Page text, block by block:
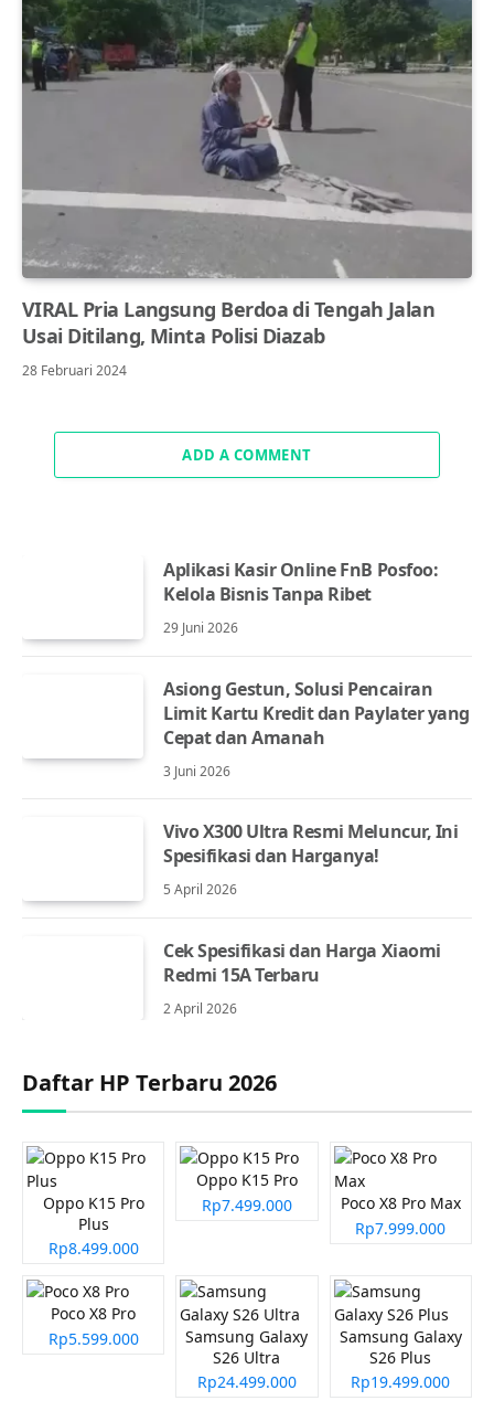
VIRAL Pria Langsung Berdoa di Tengah Jalan
Usai Ditilang, Minta Polisi Diazab
28 Februari 2024
ADD A COMMENT
Aplikasi Kasir Online FnB Posfoo:
Kelola Bisnis Tanpa Ribet
29 Juni 2026
Asiong Gestun, Solusi Pencairan
Limit Kartu Kredit dan Paylater yang
Cepat dan Amanah
3 Juni 2026
Vivo X300 Ultra Resmi Meluncur, Ini
Spesifikasi dan Harganya!
5 April 2026
Cek Spesifikasi dan Harga Xiaomi
Redmi 15A Terbaru
2 April 2026
Daftar HP Terbaru 2026
Oppo K15 Pro
Plus
Rp8.499.000
Oppo K15 Pro
Rp7.499.000
Poco X8 Pro Max
Rp7.999.000
Poco X8 Pro
Rp5.599.000
Samsung Galaxy
S26 Ultra
Rp24.499.000
Samsung Galaxy
S26 Plus
Rp19.499.000